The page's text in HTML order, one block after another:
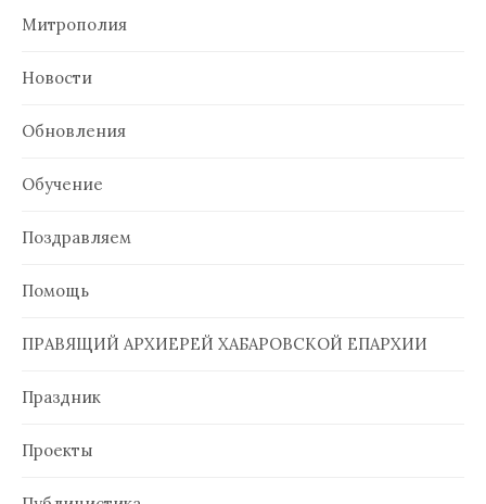
Митрополия
Новости
Обновления
Обучение
Поздравляем
Помощь
ПРАВЯЩИЙ АРХИЕРЕЙ ХАБАРОВСКОЙ ЕПАРХИИ
Праздник
Проекты